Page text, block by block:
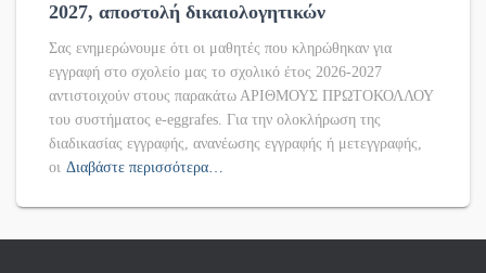
2027, αποστολή δικαιολογητικών
Σας ενημερώνουμε ότι οι μαθητές που κληρώθηκαν για
εγγραφή στο σχολείο μας το σχολικό έτος 2026-2027
αντιστοιχούν στους παρακάτω ΑΡΙΘΜΟΥΣ ΠΡΩΤΟΚΟΛΛΟΥ
του συστήματος e-eggrafes. Για την ολοκλήρωση της
διαδικασίας εγγραφής, ανανέωσης εγγραφής ή μετεγγραφής,
οι Διαβάστε περισσότερα…